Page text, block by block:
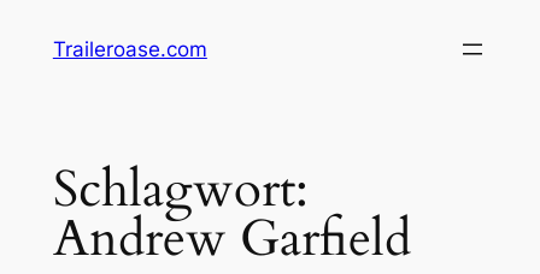
InhaltTraileroase.com
Schlagwort:
Andrew Garfield